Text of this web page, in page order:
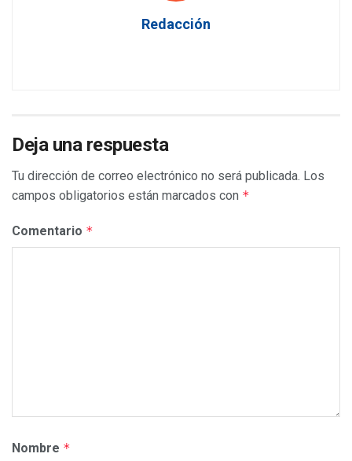
Redacción
Deja una respuesta
Tu dirección de correo electrónico no será publicada. Los
campos obligatorios están marcados con *
Comentario *
Nombre *